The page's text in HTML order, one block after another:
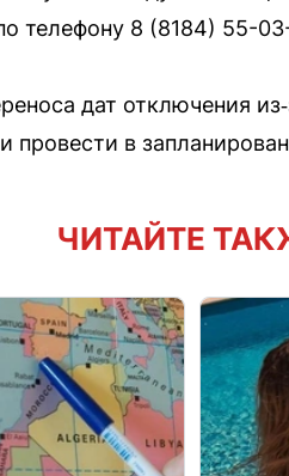
телефону 8 (8184) 55-
дат отключения
в
ЧИТАЙТЕ